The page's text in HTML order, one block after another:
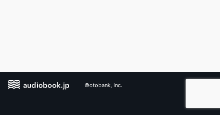
©otobank, Inc.